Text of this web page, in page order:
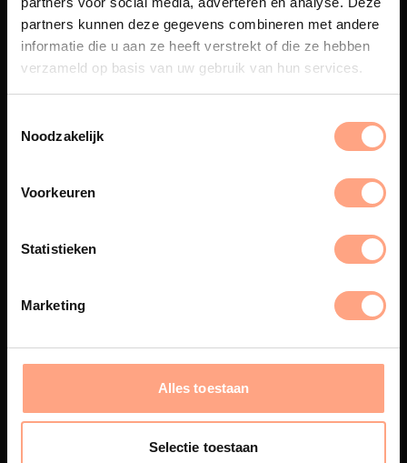
partners kunnen deze gegevens combineren met andere
informatie die u aan ze heeft verstrekt of die ze hebben
verzameld op basis van uw gebruik van hun services.
Noodzakelijk
Voorkeuren
Statistieken
Marketing
Alles toestaan
Selectie toestaan
Maatwerk
Een exclusieve handgemaakte
beleving, waar Nederlands
Spuiterij
eigen spuiterij afgewerkt met
Interieur inrichting
PUUUR biedt volledige
oplevering,met als resultaat een